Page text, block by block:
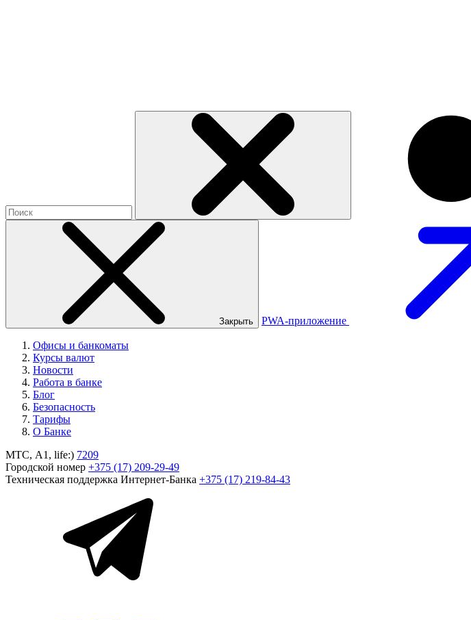
Закрыть PWA-приложение
Офисы и банкоматы
Курсы валют
Новости
Работа в банке
Блог
Безопасность
Тарифы
О Банке
МТС, A1, life:) 7209
Городской номер +375 (17) 209-29-49
Техническая поддержка Интернет-Банка +375 (17) 219-84-43